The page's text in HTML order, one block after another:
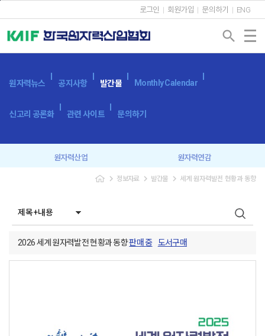
로그인 회원가입 문의하기 ENG
search
원자력뉴스 공지사항 발간물 Monthly Calendar
신고리 공론화 관련 사이트 문의하기
원자력산업 원자력연감
원자력산업실태조사
용어사전
광고 신청
navigate_next 정보자료 navigate_next 발간물 navigate_next 세계 원자력발전 현황과 동향
2026 세계 원자력발전 현황과 동향판매 중 도서구매